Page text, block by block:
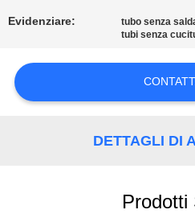
CONTATTICI
NOTIZIE
Evidenziare: tubo senza
tubi senza
DETTAGLI DI
Prodotti